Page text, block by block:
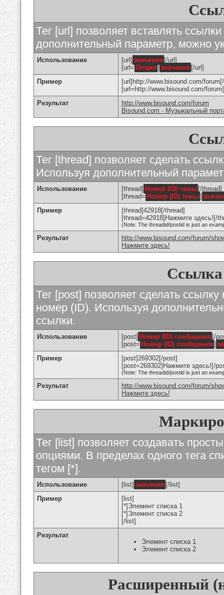
Тег [url] позволяет вставлять
дополнительный параметр, можно
Использование [url] значение [/url]
[url= Опция ] значение [/url]
Пример
[url]http://www.bisound.com/
[url=http://www.bisound.com/
Результат
http://www.bisound.com/forum
Bisound.com - Музыкальный
Тег [thread] позволяет сделать
Используя дополнительный
Использование [thread] Номер (ID) темы [/thread]
[thread= Номер (ID) темы]
Пример
[thread]42918[/thread]
[thread=42918]Нажмите здесь![/
(Note: The threadid/postid is just an
Результат
http://www.bisound.com/forum/
Нажмите здесь!
Ссылка
Тег [post] позволяет сделать
номер (ID). Используя
ссылки.
Использование [post] Номер (ID) сообщения [/
[post= Номер (ID) сообщения ]
Пример
[post]269302[/post]
[post=269302]Нажмите здесь![/
(Note: The threadid/postid is just an
Результат
http://www.bisound.com/forum/
Нажмите здесь!
Тег [list] позволяет создавать
опциями. В пределах одного тега
тегом [*].
Использование [list] значение [/list]
Пример
[list]
[*]Элемент списка 1
[*]Элемент списка 2
[/list]
Результат
Элемент списка 1
Элемент списка 2
Расширенный